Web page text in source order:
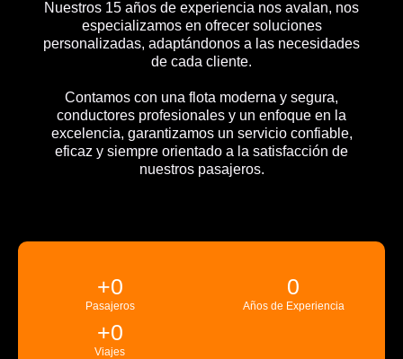
Nuestros 15 años de experiencia nos avalan, nos
especializamos en ofrecer soluciones
personalizadas, adaptándonos a las necesidades
de cada cliente.
Contamos con una flota moderna y segura,
conductores profesionales y un enfoque en la
excelencia, garantizamos un servicio confiable,
eficaz y siempre orientado a la satisfacción de
nuestros pasajeros.
Pasajeros
+0
Años de Experiencia
0
Viajes
+0